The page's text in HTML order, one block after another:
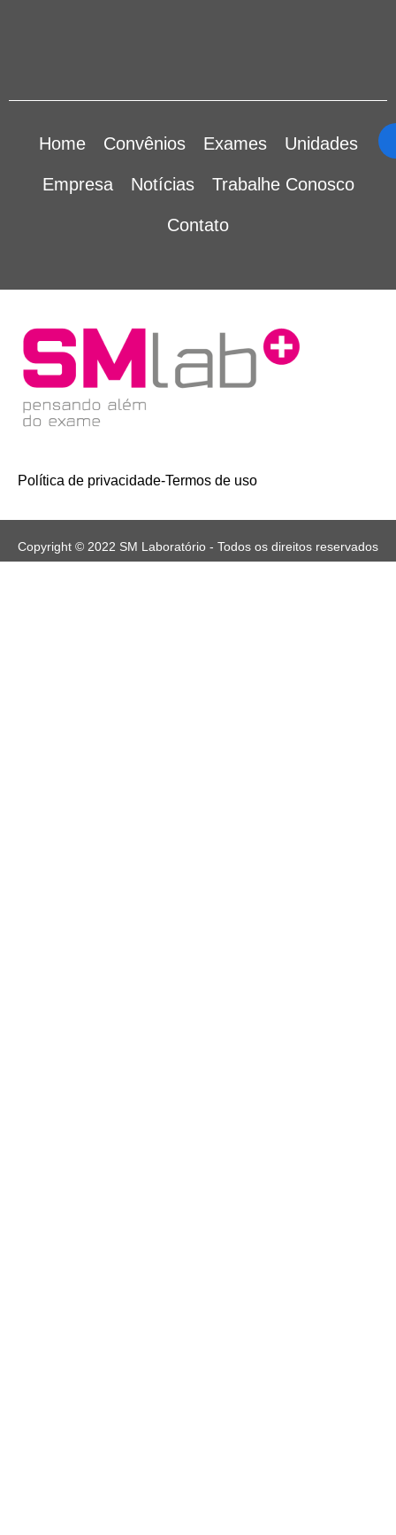
Home Convênios Exames Unidades
Empresa Notícias Trabalhe Conosco
Contato
Política de privacidade-Termos de uso
Copyright © 2022 SM Laboratório - Todos os direitos reservados